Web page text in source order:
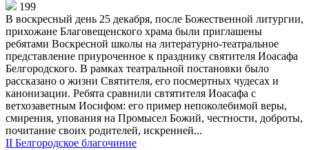
199
В воскресный день 25 декабря, после Божественной литургии,
прихожане Благовещенского храма были приглашены
ребятами Воскресной школы на литературно-театральное
представление приуроченное к празднику святителя Иоасафа
Белгородского. В рамках театральной постановки было
рассказано о жизни Святителя, его посмертных чудесах и
канонизации. Ребята сравнили свтятителя Иоасафа с
ветхозаветным Иосифом: его пример непоколебимой веры,
смирения, упования на Промысел Божий, честности, доброты,
почитание своих родителей, искренней...
II Белгородское благочиние